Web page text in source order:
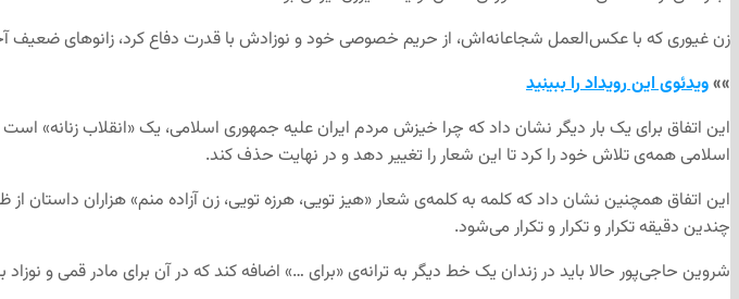
زن غیوری که با عکس‌العمل شجاعانه‌اش، از حریم خصوصی خود و نوزادش با قدرت دفاع کرد، زانوهای ضعیف
»»ویدئوی این رویداد را ببینید
این اتفاق برای یک بار دیگر نشان داد که چرا خیزش مردم ایران علیه جمهوری اسلامی، یک «انقلاب زنانه»
اسلامی همه‌ی تلاش خود را کرد تا این شعار را تغییر دهد و در نهایت حذف کند.
این اتفاق همچنین نشان داد که کلمه به کلمه‌ی شعار «هیز تویی، هرزه تویی، زن آزاده منم» هزاران
چندین دقیقه تکرار و تکرار و تکرار می‌شود.
شروین حاجی‌پور حالا باید در زندان یک خط دیگر به ترانه‌ی «برای …» اضافه کند که در آن برای مادر قمی و نوزاد